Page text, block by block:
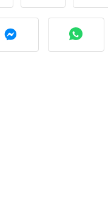
receita?